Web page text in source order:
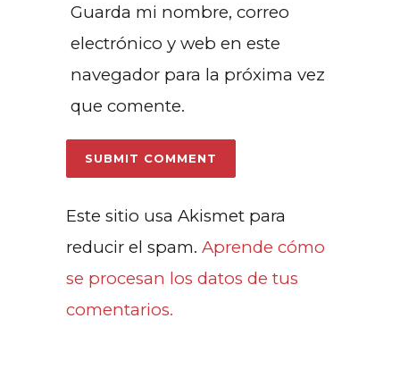
Guarda mi nombre, correo
electrónico y web en este
navegador para la próxima vez
que comente.
Este sitio usa Akismet para
reducir el spam. Aprende cómo
se procesan los datos de tus
comentarios.